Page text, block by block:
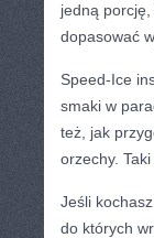
jedną
dopasować
Speed-Ice
smaki w
też, jak
orzechy.
Jeśli
do których